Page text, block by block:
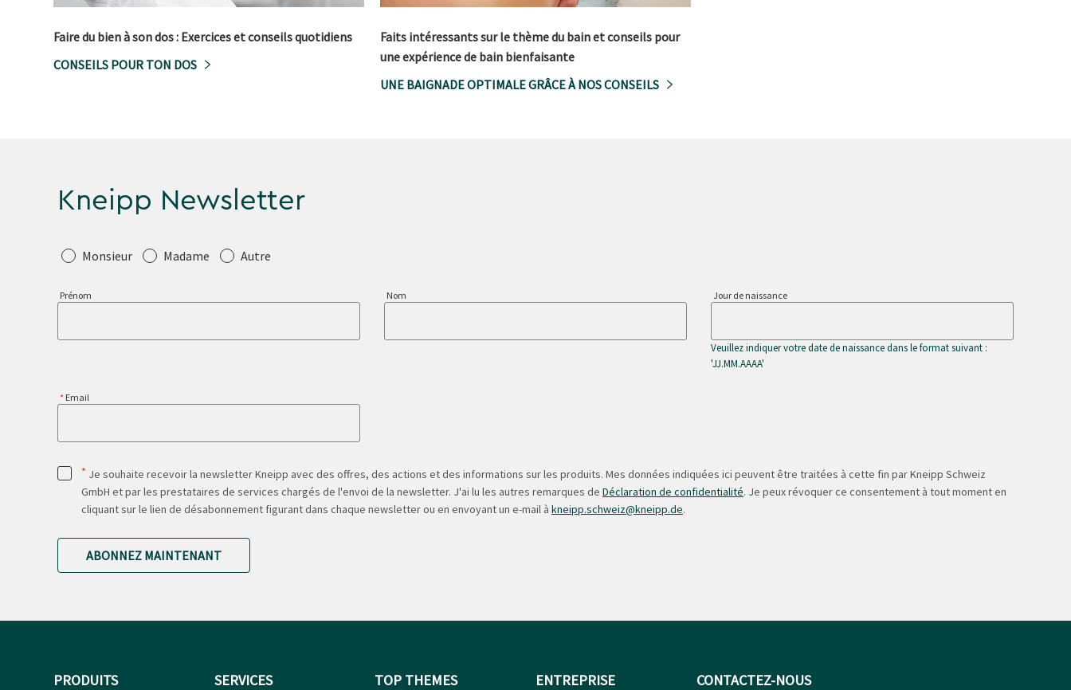
Faire du bien à son dos : Exercices et conseils quotidiens
CONSEILS POUR TON DOS
Faits intéressants sur le thème du bain et conseils pour
une expérience de bain bienfaisante
UNE BAIGNADE OPTIMALE GRÂCE À NOS CONSEILS
Kneipp Newsletter
Salutation
Monsieur Madame Autre
Prénom Nom Jour de naissance
Veuillez indiquer votre date de naissance dans le format suivant :
'JJ.MM.AAAA'
Email
* Je souhaite recevoir la newsletter Kneipp avec des offres, des actions et des informations sur les produits. Mes données indiquées ici peuvent être traitées à cette fin par Kneipp Schweiz
GmbH et par les prestataires de services chargés de l'envoi de la newsletter. J'ai lu les autres remarques de Déclaration de confidentialité. Je peux révoquer ce consentement à tout moment en
cliquant sur le lien de désabonnement figurant dans chaque newsletter ou en envoyant un e-mail à kneipp.schweiz@kneipp.de.
ABONNEZ MAINTENANT
PRODUITS
SERVICES
TOP THEMES
ENTREPRISE
CONTACTEZ-NOUS